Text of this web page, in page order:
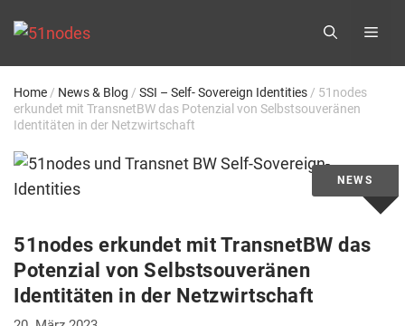
Inhalt
springen
Home / News & Blog / SSI – Self- Sovereign Identities / 51nodes
erkundet mit TransnetBW das Potenzial von Selbstsouveränen
Identitäten in der Netzwirtschaft
51nodes erkundet mit TransnetBW das
Potenzial von Selbstsouveränen
Identitäten in der Netzwirtschaft